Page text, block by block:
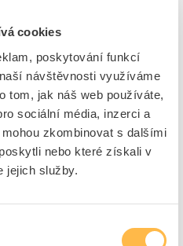
cookies
poskytování funkcí
návštěvnosti využíváme
tom, jak náš web používáte,
sociální média, inzerci a
zkombinovat s dalšími
nebo které získali v
jejich služby.
generován nad dodacím
platí od 1.7. do
pouze při osobním
Elfetex.